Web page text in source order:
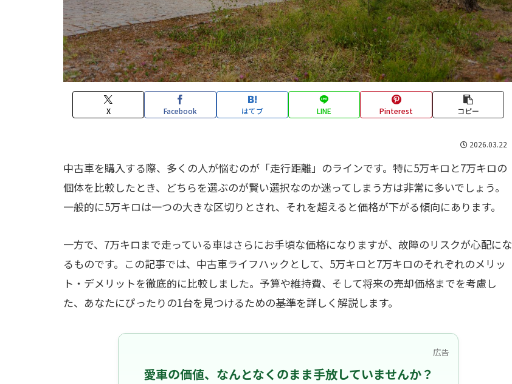
X Facebook はてブ LINE Pinterest コピー
2026.03.22
中古車を購入する際、多くの人が悩むのが「走行距離」のラインです。特に5万キロと7万キロの
個体を比較したとき、どちらを選ぶのが賢い選択なのか迷ってしまう方は非常に多いでしょう。
一般的に5万キロは一つの大きな区切りとされ、それを超えると価格が下がる傾向にあります。
一方で、7万キロまで走っている車はさらにお手頃な価格になりますが、故障のリスクが心配にな
るものです。この記事では、中古車ライフハックとして、5万キロと7万キロのそれぞれのメリッ
ト・デメリットを徹底的に比較しました。予算や維持費、そして将来の売却価格までを考慮し
た、あなたにぴったりの1台を見つけるための基準を詳しく解説します。
広告
愛車の価値、なんとなくのまま手放していませんか？